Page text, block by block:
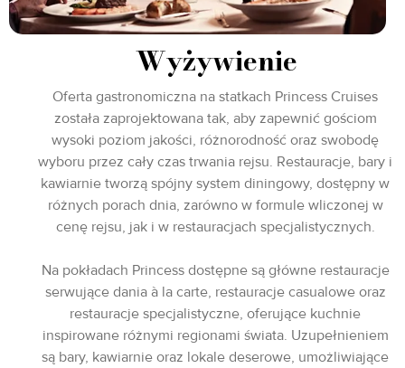
Wyżywienie
Oferta gastronomiczna na statkach Princess Cruises
została zaprojektowana tak, aby zapewnić gościom
wysoki poziom jakości, różnorodność oraz swobodę
wyboru przez cały czas trwania rejsu. Restauracje, bary i
kawiarnie tworzą spójny system diningowy, dostępny w
różnych porach dnia, zarówno w formule wliczonej w
cenę rejsu, jak i w restauracjach specjalistycznych.
Na pokładach Princess dostępne są główne restauracje
serwujące dania à la carte, restauracje casualowe oraz
restauracje specjalistyczne, oferujące kuchnie
inspirowane różnymi regionami świata. Uzupełnieniem
są bary, kawiarnie oraz lokale deserowe, umożliwiające